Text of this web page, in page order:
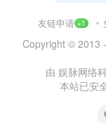
友链申请 +1
Copyright © 2013
由 娱脉网络
本站已安